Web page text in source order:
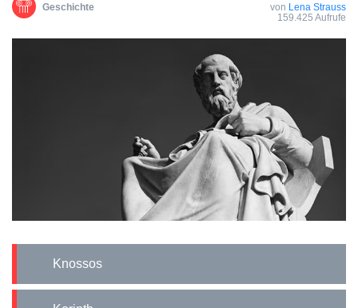
Geschichte von Lena Strauss
159.425 Aufrufe
Knossos